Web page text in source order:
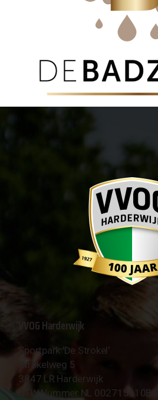
VVOG Harderwijk
Sportpark 'De Strokel'
Strokelweg 5
3847 LR Harderwijk
BTW Nummer NL 002715910B01